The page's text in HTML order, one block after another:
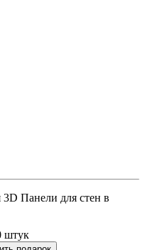
Панели для стен в
штук